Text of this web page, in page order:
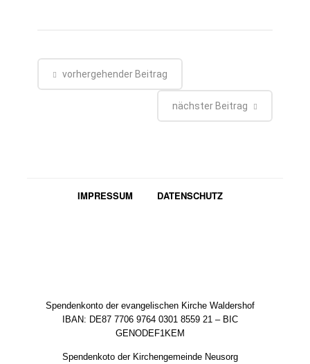
vorhergehender Beitrag
nächster Beitrag
IMPRESSUM DATENSCHUTZ
Spendenkonto der evangelischen Kirche Waldershof
IBAN: DE87 7706 9764 0301 8559 21 – BIC
GENODEF1KEM
Spendenkoto der Kirchengemeinde Neusorg